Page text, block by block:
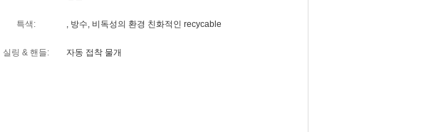
특색: , 방수, 비독성의 환경 친화적인 recycable
실링 & 핸들: 자동 접착 물개